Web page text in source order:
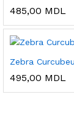
485,00 MDL
Zebra Curcubeu
495,00 MDL